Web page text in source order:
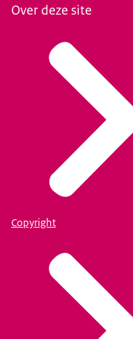
Over deze site
Copyright